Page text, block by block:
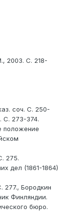
2003. С. 218-
соч. С. 250-
С. 273-374.
положение
275.
дел (1861-1864)
277., Бородкин
Финляндии.
бюро.